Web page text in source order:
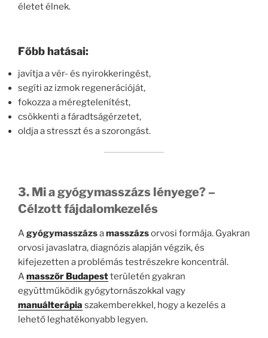
életet élnek.
Főbb hatásai:
javítja a vér- és nyirokkeringést,
segíti az izmok regenerációját,
fokozza a méregtelenítést,
csökkenti a fáradtságérzetet,
oldja a stresszt és a szorongást.
3. Mi a gyógymasszázs lényege? –
Célzott fájdalomkezelés
Agyógymasszázsamasszázsorvosi formája. Gyakran
orvosi javaslatra, diagnózis alapján végzik, és
kifejezetten a problémás testrészekre koncentrál.
Amasszőr Budapestterületén gyakran
együttműködik gyógytornászokkal vagy
manuálterápia szakemberekkel, hogy a kezelés a
lehető leghatékonyabb legyen.